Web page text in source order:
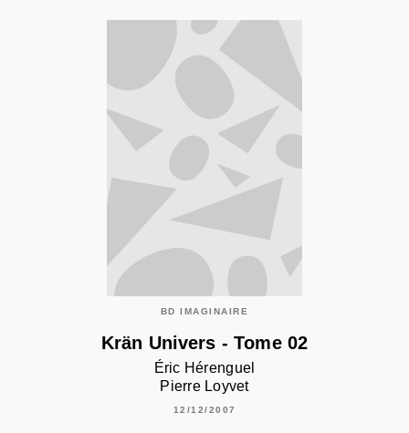
BD IMAGINAIRE
Krän Univers - Tome 02
Éric Hérenguel
Pierre Loyvet
12/12/2007